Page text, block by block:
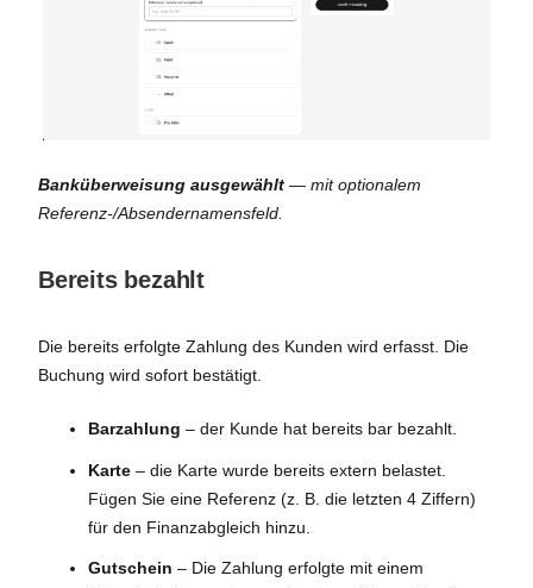
Banküberweisung ausgewählt — mit optionalem
Referenz-/Absendernamensfeld.
Bereits bezahlt
Die bereits erfolgte Zahlung des Kunden wird erfasst. Die
Buchung wird sofort bestätigt.
Barzahlung – der Kunde hat bereits bar bezahlt.
Karte – die Karte wurde bereits extern belastet.
Fügen Sie eine Referenz (z. B. die letzten 4 Ziffern)
für den Finanzabgleich hinzu.
Gutschein – Die Zahlung erfolgte mit einem